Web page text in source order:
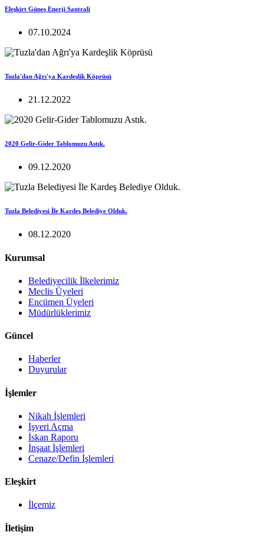
Eleşkirt Güneş Enerji Santrali
07.10.2024
Tuzla'dan Ağrı'ya Kardeşlik Köprüsü
21.12.2022
2020 Gelir-Gider Tablomuzu Astık.
09.12.2020
Tuzla Belediyesi İle Kardeş Belediye Olduk.
08.12.2020
Kurumsal
Belediyecilik İlkelerimiz
Meclis Üyeleri
Encümen Üyeleri
Müdürlüklerimiz
Güncel
Haberler
Duyurular
İşlemler
Nikah İşlemleri
İşyeri Açma
İskan Raporu
İnşaat İşlemleri
Cenaze/Defin İşlemleri
Eleşkirt
İlçemiz
İletişim